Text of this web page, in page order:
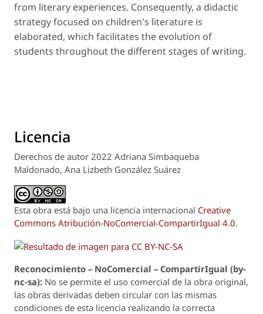
from literary experiences. Consequently, a didactic
strategy focused on children's literature is
elaborated, which facilitates the evolution of
students throughout the different stages of writing.
Licencia
Derechos de autor 2022 Adriana Simbaqueba
Maldonado, Ana Lizbeth González Suárez
Esta obra está bajo una licencia internacional Creative
Commons Atribución-NoComercial-CompartirIgual 4.0.
Reconocimiento – NoComercial – CompartirIgual (by-
nc-sa): No se permite el uso comercial de la obra original,
las obras derivadas deben circular con las mismas
condiciones de esta licencia realizando la correcta